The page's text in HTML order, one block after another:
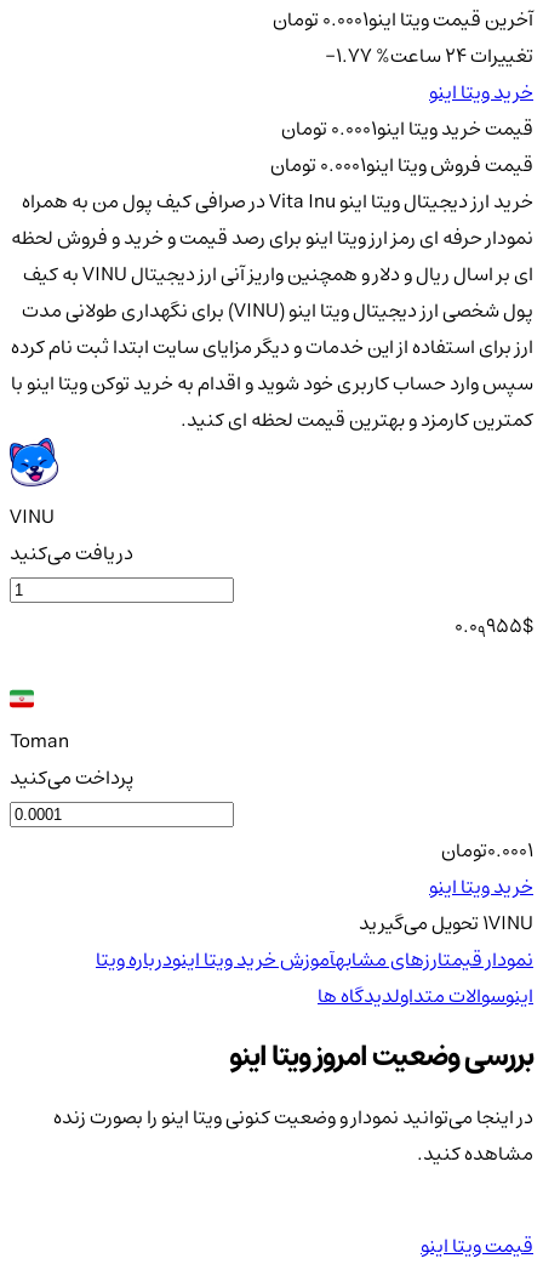
آخرین قیمت ویتا اینو0.0001تومان
تغییرات 24 ساعت
-1.77%
خرید ویتا اینو
قیمت خرید ویتا اینو0.0001تومان
قیمت فروش ویتا اینو0.0001تومان
خرید ارز دیجیتال ویتا اینو Vita Inu در صرافی کیف پول من به همراه
نمودار حرفه ای رمز ارز ویتا اینو برای رصد قیمت و خرید و فروش لحظه
ای بر اسال ریال و دلار و همچنین واریز آنی ارز دیجیتال VINU به کیف
پول شخصی ارز دیجیتال ویتا اینو (VINU) برای نگهداری طولانی مدت
ارز برای استفاده از این خدمات و دیگر مزایای سایت ابتدا ثبت نام کرده
سپس وارد حساب کاربری خود شوید و اقدام به خرید توکن ویتا اینو با
کمترین کارمزد و بهترین قیمت لحظه ای کنید.
VINU
دریافت می‌کنید
0.09955$
Toman
پرداخت می‌کنید
0.0001تومان
خرید ویتا اینو
1VINUتحویلمی‌گیرید
نمودار قیمتارزهای مشابهآموزش خرید ویتا اینودرباره ویتا
اینوسوالات متداولدیدگاه ها
بررسی وضعیت امروز ویتا اینو
در اینجا می‌توانید نمودار و وضعیت کنونی ویتا اینو را بصورت زنده
مشاهده کنید.
قیمت ویتا اینو